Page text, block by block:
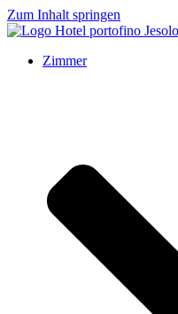
Zum Inhalt springen
Zimmer